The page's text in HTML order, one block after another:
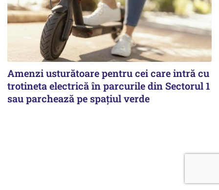
Amenzi usturătoare pentru cei care intră cu
trotineta electrică în parcurile din Sectorul 1
sau parchează pe spațiul verde